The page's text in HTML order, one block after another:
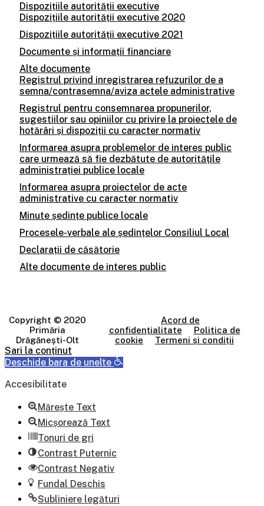
Dispozițiile autorității executive
Dispozițiile autorității executive 2020
Dispozițiile autorității executive 2021
Documente și informații financiare
Alte documente
Registrul privind inregistrarea refuzurilor de a
semna/contrasemna/aviza actele administrative
Registrul pentru consemnarea propunerilor,
sugestiilor sau opiniilor cu privire la proiectele de
hotărâri și dispoziții cu caracter normativ
Informarea asupra problemelor de interes public
care urmează să fie dezbătute de autoritățile
administrației publice locale
Informarea asupra proiectelor de acte
administrative cu caracter normativ
Minute ședințe publice locale
Procesele-verbale ale ședințelor Consiliul Local
Declarații de căsătorie
Alte documente de interes public
Copyright © 2020
Primăria
Drăgănești-Olt
Acord de
confidențialitate
Politica de
cookie
Termeni și condiții
Sari la conținut
Deschide bara de unelte
Accesibilitate
Mărește Text
Micșorează Text
Tonuri de gri
Contrast Puternic
Contrast Negativ
Fundal Deschis
Subliniere legături